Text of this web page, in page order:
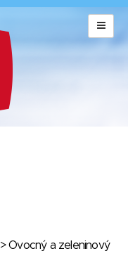
>Ovocný a zeleninový